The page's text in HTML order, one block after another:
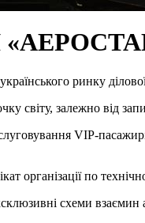
ринку ділової
світу, залежно від
VIP-
організації по
схеми